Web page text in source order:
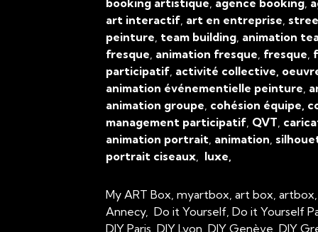
booking artistique, agence booking,
art interactif, art en entreprise,
peinture, team building, animation
fresque, animation fresque, fresque,
participatif, activité collective,
animation événementielle peinture,
animation groupe, cohésion équipe,
management participatif, QVT,
animation portrait, animation,
portrait ciseaux, luxe,
My ART Box, myartbox, art box,
Annecy, Do it Yourself, Do it Yourself
DIY Paris, DIY Lyon, DIY Genève, DIY